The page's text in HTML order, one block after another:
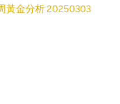
黃金分析 20250303